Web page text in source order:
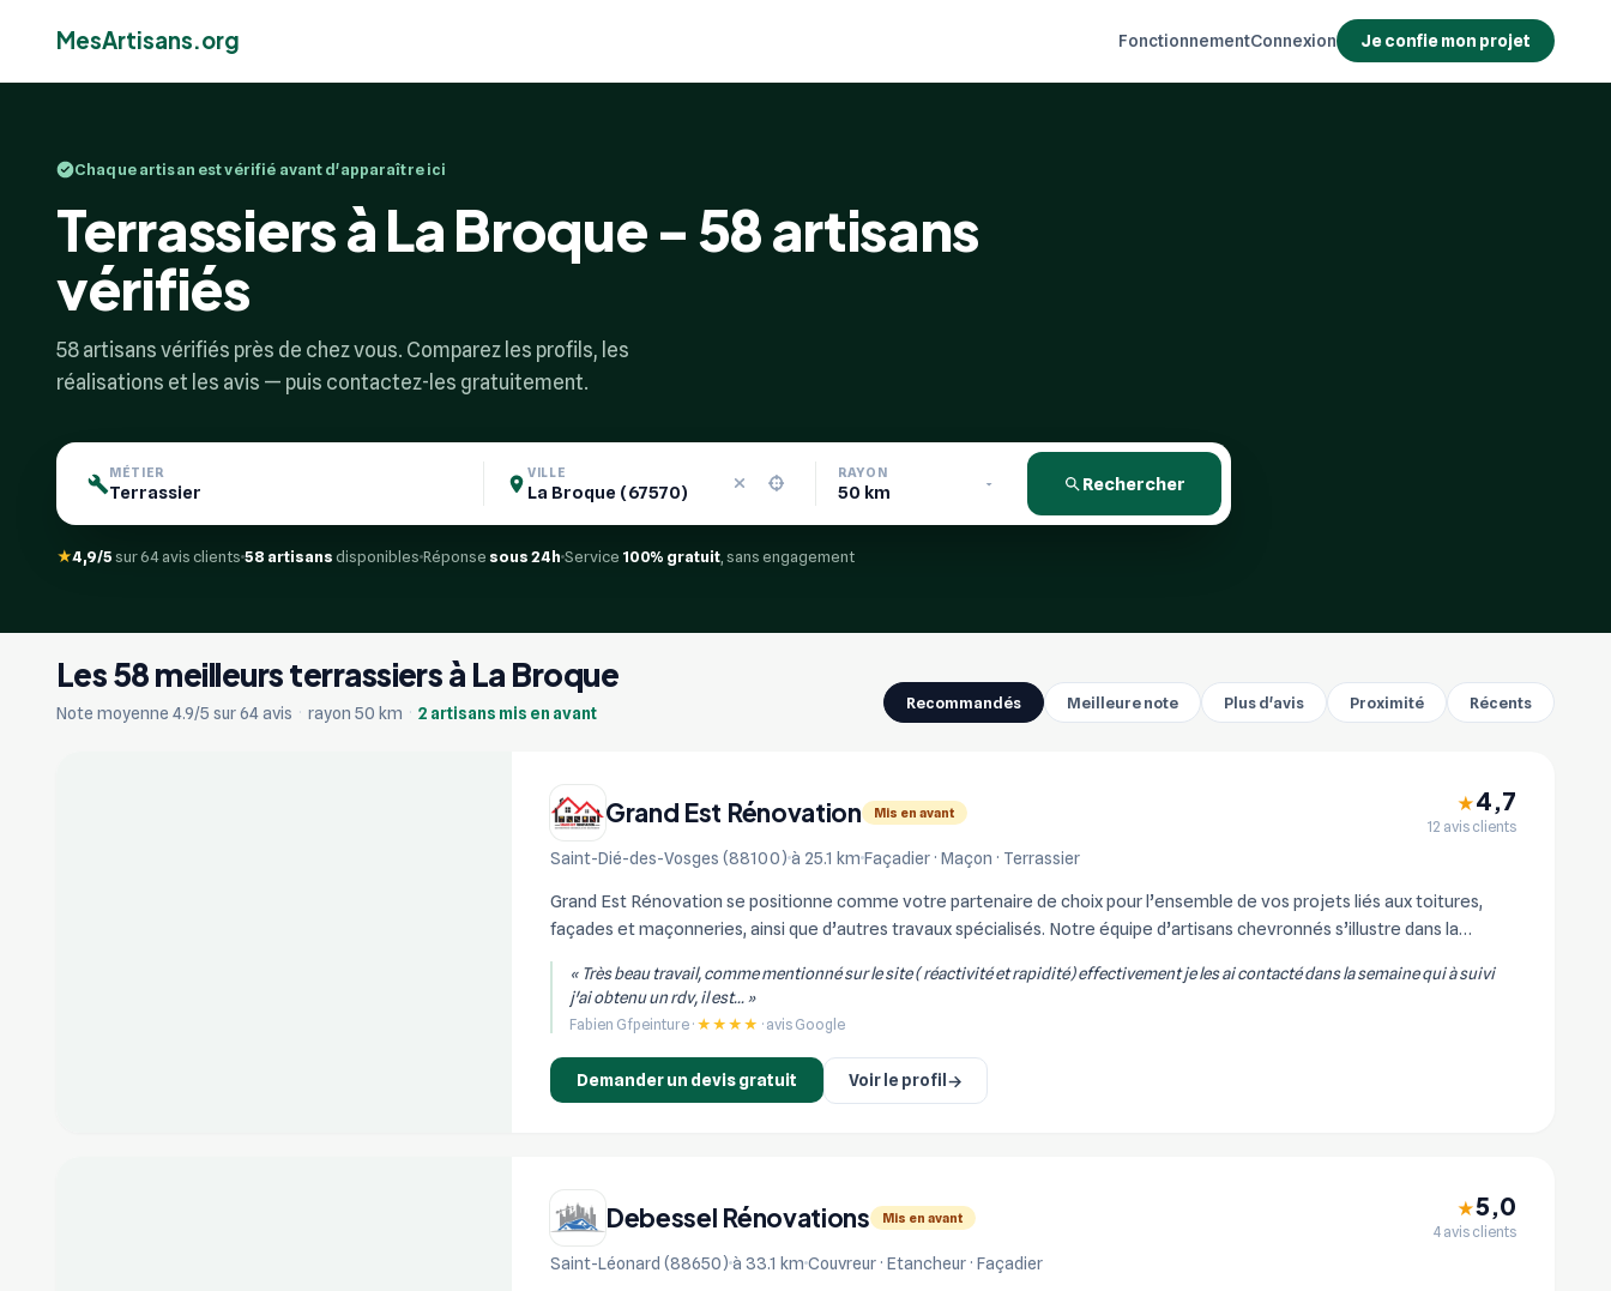
MesArtisans.org FonctionnementConnexion Je confie mon projet
Chaque artisan est vérifié avant d'apparaître ici
Terrassiers à La Broque - 58 artisans
vérifiés
58 artisans vérifiés près de chez vous. Comparez les profils, les
réalisations et les avis — puis contactez-les gratuitement.
MÉTIER VILLE RAYON
Rechercher
★4,9/5sur 64 avis clients 58 artisansdisponibles Réponse sous 24h Service 100% gratuit , sans engagement
Les 58 meilleurs terrassiers à La Broque
Note moyenne 4.9/5 sur 64 avis · rayon 50 km · 2 artisans mis en avant
Recommandés Meilleure note Plus d'avis Proximité Récents
Grand Est Rénovation Mis en avant
Saint-Dié-des-Vosges (88100) à 25.1 km Façadier · Maçon · Terrassier
★4,7
12 avis clients
Grand Est Rénovation se positionne comme votre partenaire de choix pour l’ensemble de vos projets liés aux toitures,
façades et maçonneries, ainsi que d’autres travaux spécialisés. Notre équipe d’artisans chevronnés s’illustre dans la
« Très beau travail, comme mentionné sur le site ( réactivité et rapidité) effectivement je les ai contacté dans la semaine qui à suivi
j'ai obtenu un rdv, il est... »
Fabien Gfpeinture · ★★★★ · avis Google
Demander un devis gratuit Voir le profil →
Debessel Rénovations Mis en avant
Saint-Léonard (88650) à 33.1 km Couvreur · Etancheur · Façadier
★5,0
4 avis clients